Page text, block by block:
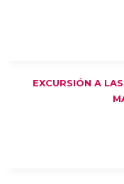
EXCURSIÓN A